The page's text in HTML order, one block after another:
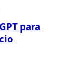
para